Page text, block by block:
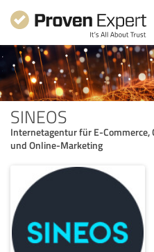
SINEOS
Internetagentur für E-
und Online-Marketing